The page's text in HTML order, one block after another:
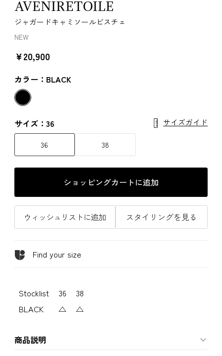
AVENIRETOILE
ジャガードキャミソールビスチェ
NEW
￥20,900
カラー：BLACK
サイズ：36 サイズガイド
36 38
ショッピングカートに追加
ウィッシュリストに追加 スタイリングを見る
Find your size
Stocklist 36
38
BLACK
△ △
商品説明